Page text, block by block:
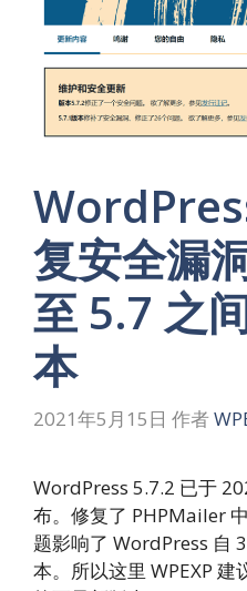
复安全漏
至 5.7 之
本
2021年5月15日 作者
WordPress 5.7.2 已于
布。修复了 PHPMailer
题影响了 WordPress 自
本。所以这里 WPEXP